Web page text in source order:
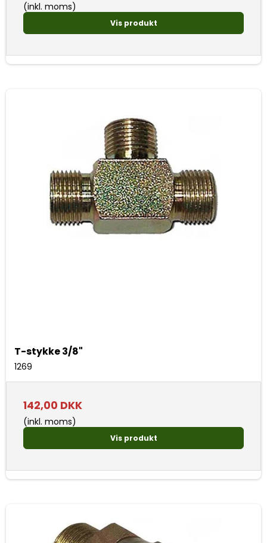
(inkl. moms)
Vis produkt
T-stykke 3/8"
1269
142,00 DKK
(inkl. moms)
Vis produkt